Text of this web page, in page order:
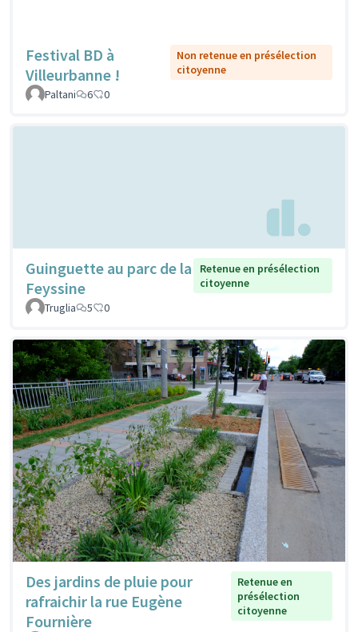
Festival BD à
Villeurbanne !
Non retenue en présélection
citoyenne
Paltani
6 0
Guinguette au parc de la
Feyssine
Retenue en présélection
citoyenne
Truglia
5 0
Des jardins de pluie pour
rafraichir la rue Eugène
Fournière
Retenue en
présélection
citoyenne